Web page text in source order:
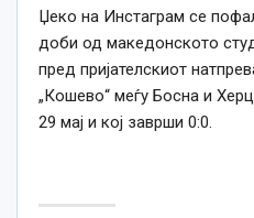
Џеко на Инстаграм се
доби од македонското
пред пријателскиот
„Кошево“ меѓу Босна и
29 мај и кој заврши 0:0.